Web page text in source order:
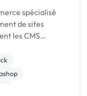
spécialisé
de sites
les CMS
mes offres etc...